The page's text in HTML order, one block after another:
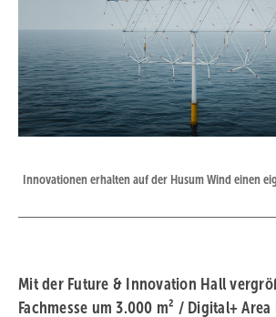
Innovationen erhalten auf der Husum Wind einen
Mit der Future & Innovation Hall
Fachmesse um 3.000 m² / Digital+ Area